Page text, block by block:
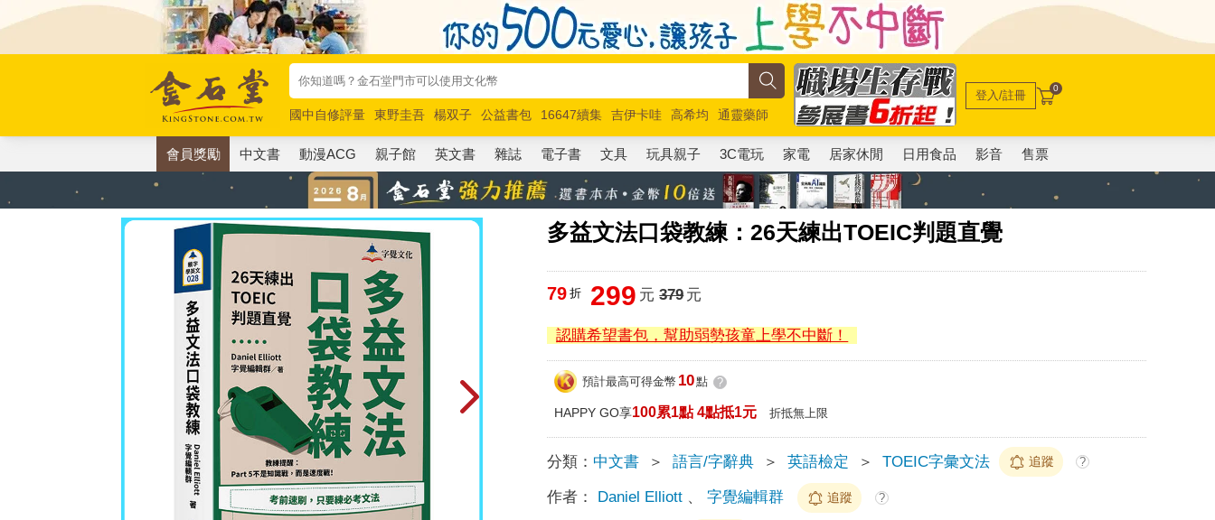
國中自修評量 東野圭吾 楊双子 公益書包 16647續集 吉伊卡哇 高希均
通靈藥師
唯紅花綻放
奧德賽 路邊攤新作 馬斯克 玩具總動員5 超慢跑
登入/註冊 0
會員獎勵 中文書 動漫ACG 親子館 英文書 雜誌 電子書 文具 玩具親子 3C電玩 家電 居家休閒 日用食品 影音 售票
多益文法口袋教練：26天練出TOEIC判題直覺
79 折 299 元 379元
認購希望書包，幫助弱勢孩童上學不中斷！
預計最高可得金幣 10點 ?
HAPPY GO享100累1點 4點抵1元 折抵無上限
分類： 中文書 ＞ 語言/字辭典 ＞ 英語檢定 ＞ TOEIC字彙文法 追蹤 ?
作者： Daniel Elliott 、字覺編輯群 追蹤 ?